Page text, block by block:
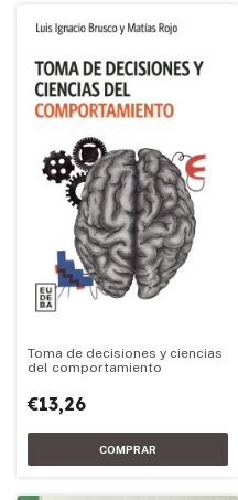
Toma de decisiones y ciencias
del comportamiento
€13,26